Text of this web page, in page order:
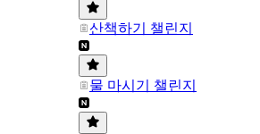
산책하기 챌린지
물 마시기 챌린지